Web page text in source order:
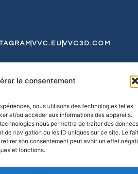
le consentement
nous utilisons des technologies telles
et/ou accéder aux informations des appareils.
nous permettra de traiter des données
de navigation ou les ID uniques sur ce site. Le fait
son consentement peut avoir un effet
et fonctions.
VVC.EU VVC3D.COM
et de CookiesExpédition et Livraison
& CO. All Rights Reserved